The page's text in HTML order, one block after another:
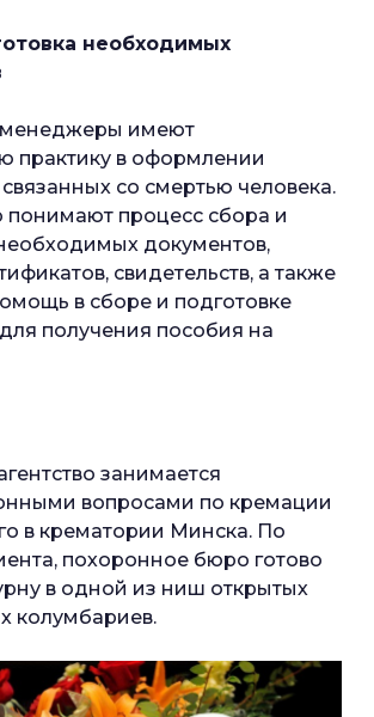
необходимых
менеджеры имеют
практику в оформлении
со смертью человека.
понимают процесс сбора и
документов,
свидетельств, а также
в сборе и подготовке
получения пособия на
занимается
вопросами по кремации
в крематории Минска. По
похоронное бюро готово
в одной из ниш открытых
колумбариев.